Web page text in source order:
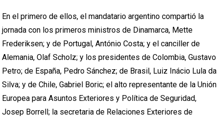
En el primero de ellos, el mandatario argentino compartió la
jornada con los primeros ministros de Dinamarca, Mette
Frederiksen; y de Portugal, António Costa; y el canciller de
Alemania, Olaf Scholz; y los presidentes de Colombia, Gustavo
Petro; de España, Pedro Sánchez; de Brasil, Luiz Inácio Lula da
Silva; y de Chile, Gabriel Boric; el alto representante de la Unión
Europea para Asuntos Exteriores y Política de Seguridad,
Josep Borrell; la secretaria de Relaciones Exteriores de